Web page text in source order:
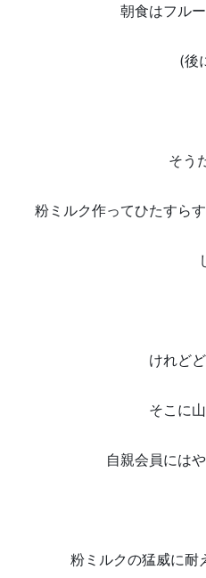
朝食はフル
(後
そう
粉ミルク作ってひたすら
けれど
そこに
自親会員には
粉ミルクの猛威に耐